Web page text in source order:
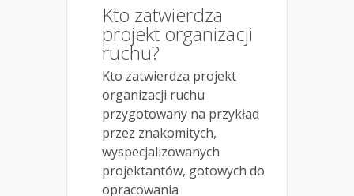
Kto zatwierdza
projekt organizacji
ruchu?
Kto zatwierdza projekt
organizacji ruchu
przygotowany na przykład
przez znakomitych,
wyspecjalizowanych
projektantów, gotowych do
opracowania